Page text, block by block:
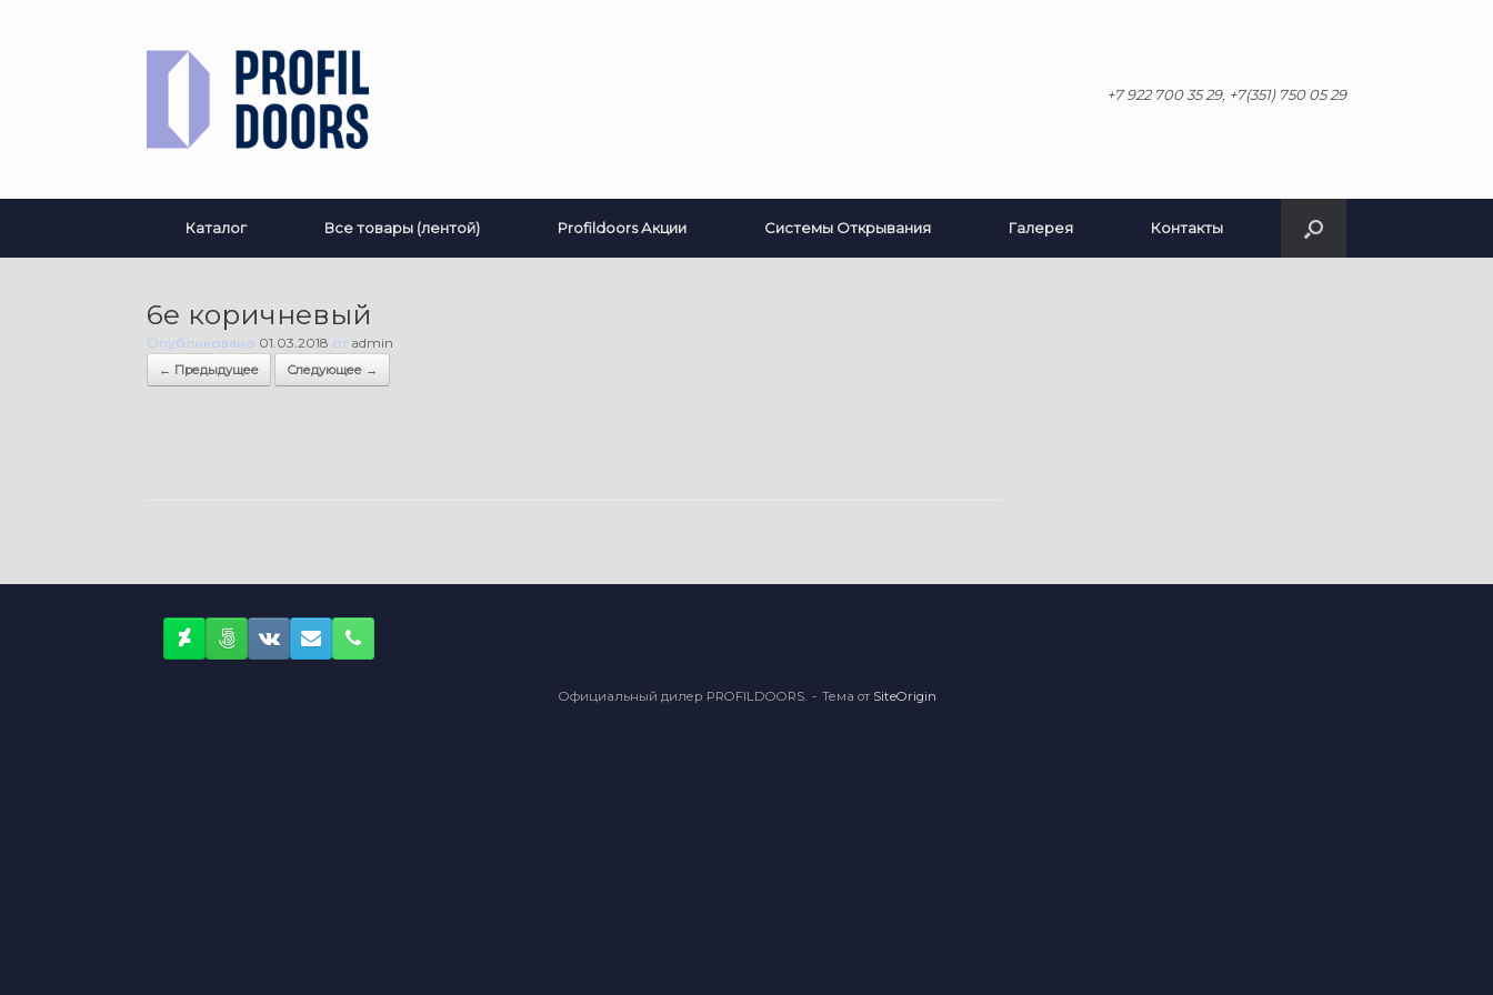
+7 922 700 35 29, +7(351) 750 05 29
Каталог Все товары (лентой) Profildoors Акции Системы Открывания Галерея Контакты
6е коричневый
Опубликовано 01.03.2018 от admin
← Предыдущее Следующее →
Официальный дилер PROFILDOORS. Тема от SiteOrigin